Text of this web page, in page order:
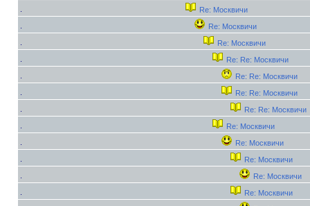
Re: Москвичи
Re: Москвичи
Re: Москвичи
Re: Re: Москвичи
Re: Re: Москвичи
Re: Re: Москвичи
Re: Re: Москвичи
Re: Москвичи
Re: Москвичи
Re: Москвичи
Re: Москвичи
Re: Москвичи